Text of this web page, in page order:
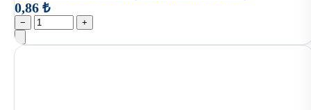
0,86 ₺
− +